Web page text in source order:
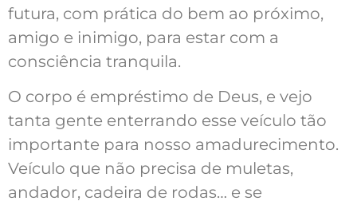
futura, com prática do bem ao próximo,
amigo e inimigo, para estar com a
consciência tranquila.
O corpo é empréstimo de Deus, e vejo
tanta gente enterrando esse veículo tão
importante para nosso amadurecimento.
Veículo que não precisa de muletas,
andador, cadeira de rodas… e se